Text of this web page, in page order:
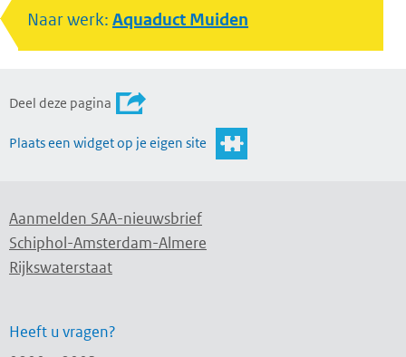
Naar werk: Aquaduct Muiden
Deel deze pagina
Plaats een widget op je eigen site
Aanmelden SAA-nieuwsbrief
Schiphol-Amsterdam-Almere
Rijkswaterstaat
Heeft u vragen?